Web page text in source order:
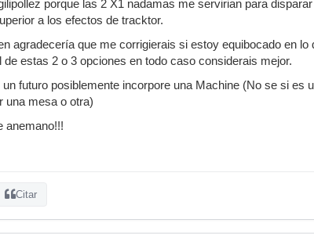
porque las 2 X1 nadamas me servirian para
a los efectos de tracktor.
agradecería que me corrigierais si estoy equibocado en
de estas 2 o 3 opciones en todo caso considerais mejor.
futuro posiblemente incorpore una Machine (No se si es
una mesa o otra)
anemano!!!
Citar